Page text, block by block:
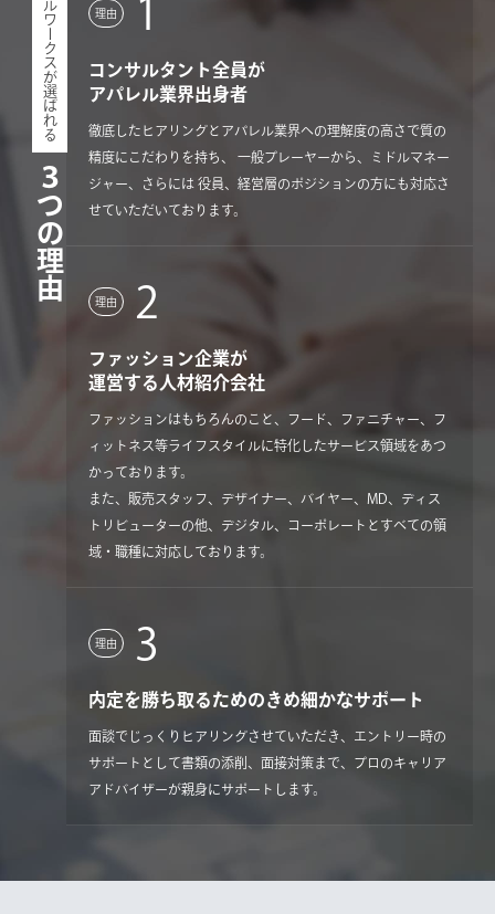
ウィルワークスが選ばれる
３つの理由
理由 1
コンサルタント全員が
アパレル業界出身者
徹底したヒアリングとアパレル業界への理解度の高さで質の
精度にこだわりを持ち、 一般プレーヤーから、ミドルマネー
ジャー、さらには 役員、経営層のポジションの方にも対応さ
せていただいております。
理由 2
ファッション企業が
運営する人材紹介会社
ファッションはもちろんのこと、フード、ファニチャー、フ
ィットネス等ライフスタイルに特化したサービス領域をあつ
かっております。
また、販売スタッフ、デザイナー、バイヤー、MD、ディス
トリビューターの他、デジタル、コーポレートとすべての領
域・職種に対応しております。
理由 3
内定を勝ち取るためのきめ細かなサポート
面談でじっくりヒアリングさせていただき、エントリー時の
サポートとして書類の添削、面接対策まで、プロのキャリア
アドバイザーが親身にサポートします。